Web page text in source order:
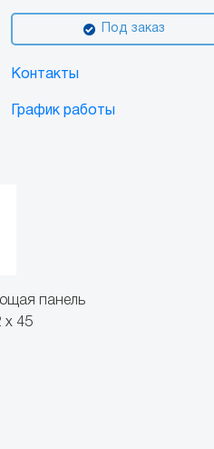
Под заказ
Контакты
График работы
панель
x 45